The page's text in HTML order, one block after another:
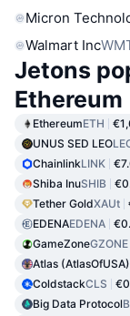
Micron
Walmart Inc
Jetons
Ethereum
EthereumETH
UNUS SED LEO
ChainlinkLINK
Shiba InuSHIB
Tether GoldXAUt
EDENAEDENA
GameZoneGZONE
Atlas (AtlasOfUSA)
ColdstackCLS
Big Data Protocol